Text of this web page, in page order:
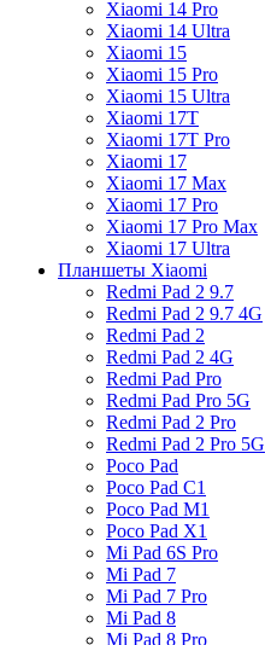
Xiaomi 14 Pro
Xiaomi 14 Ultra
Xiaomi 15
Xiaomi 15 Pro
Xiaomi 15 Ultra
Xiaomi 17T
Xiaomi 17T Pro
Xiaomi 17
Xiaomi 17 Max
Xiaomi 17 Pro
Xiaomi 17 Pro Max
Xiaomi 17 Ultra
Планшеты Xiaomi
Redmi Pad 2 9.7
Redmi Pad 2 9.7 4G
Redmi Pad 2
Redmi Pad 2 4G
Redmi Pad Pro
Redmi Pad Pro 5G
Redmi Pad 2 Pro
Redmi Pad 2 Pro 5G
Poco Pad
Poco Pad C1
Poco Pad M1
Poco Pad X1
Mi Pad 6S Pro
Mi Pad 7
Mi Pad 7 Pro
Mi Pad 8
Mi Pad 8 Pro